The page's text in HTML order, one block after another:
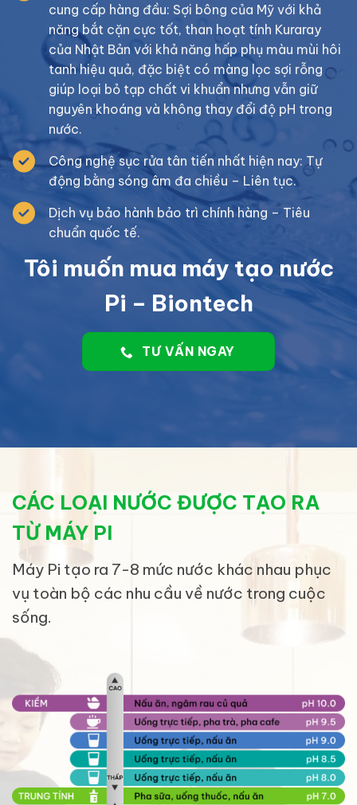
cung cấp hàng đầu: Sợi bông của Mỹ với khả
năng bắt cặn cực tốt, than hoạt tính Kuraray
của Nhật Bản với khả năng hấp phụ màu mùi hôi
tanh hiệu quả, đặc biệt có màng lọc sợi rỗng
giúp loại bỏ tạp chất vi khuẩn nhưng vẫn giữ
nguyên khoáng và không thay đổi độ pH trong
nước.
Công nghệ sục rửa tân tiến nhất hiện nay: Tự
động bằng sóng âm đa chiều – Liên tục.
Dịch vụ bảo hành bảo trì chính hàng – Tiêu
chuẩn quốc tế.
Tôi muốn mua máy tạo nước
Pi – Biontech
TƯ VẤN NGAY
CÁC LOẠI NƯỚC ĐƯỢC TẠO RA
TỪ MÁY PI
Máy Pi tạo ra 7-8 mức nước khác nhau phục
vụ toàn bộ các nhu cầu về nước trong cuộc
sống.